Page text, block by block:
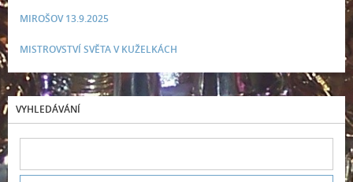
MIROŠOV 13.9.2025
MISTROVSTVÍ SVĚTA V KUŽELKÁCH
VYHLEDÁVÁNÍ